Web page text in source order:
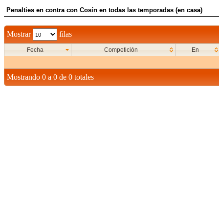
Penalties en contra con Cosín en todas las temporadas (en casa)
Mostrar filas
Fecha Competición En
Mostrando 0 a 0 de 0 totales